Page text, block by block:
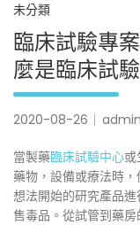
未分類
臨床試驗專
麼是臨床試
2020-08-26 admin
當製藥臨床試驗中心
藥物，設備或療法時
想法開始的研究產品
售毒品。從試管到藥